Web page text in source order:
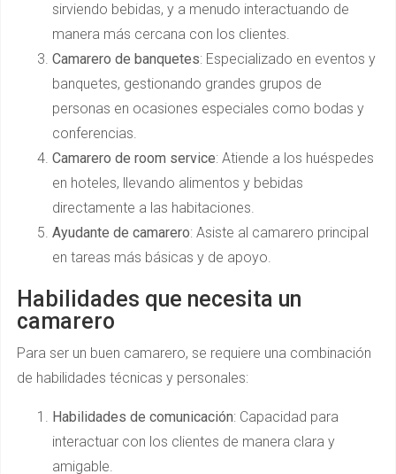
sirviendo bebidas, y a menudo interactuando de
manera más cercana con los clientes.
Camarero de banquetes: Especializado en eventos y
banquetes, gestionando grandes grupos de
personas en ocasiones especiales como bodas y
conferencias.
Camarero de room service: Atiende a los huéspedes
en hoteles, llevando alimentos y bebidas
directamente a las habitaciones.
Ayudante de camarero: Asiste al camarero principal
en tareas más básicas y de apoyo.
Habilidades que necesita un
camarero
Para ser un buen camarero, se requiere una combinación
de habilidades técnicas y personales:
Habilidades de comunicación: Capacidad para
interactuar con los clientes de manera clara y
amigable.